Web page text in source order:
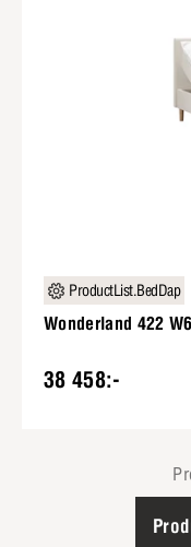
ProductList.BedDap
Wonderland 422
38 458:-